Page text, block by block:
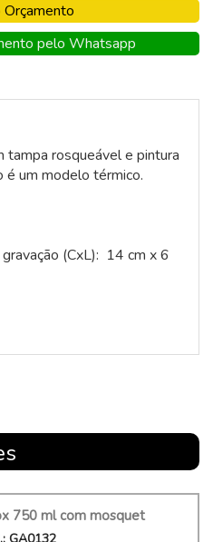
Orçamento
pelo Whatsapp
tampa rosqueável e pintura
é um modelo térmico.
(CxL): 14 cm x 6
750 ml com mosquet